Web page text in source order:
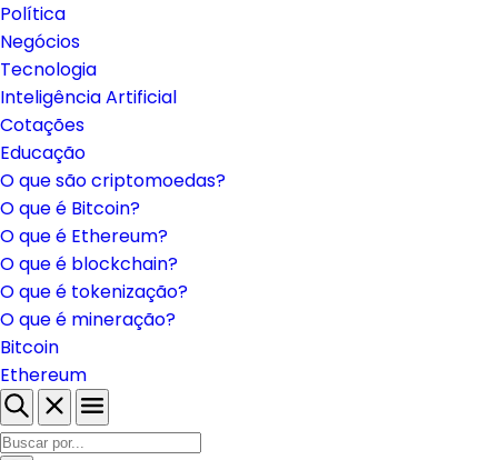
Política
Negócios
Tecnologia
Inteligência Artificial
Cotações
Educação
O que são criptomoedas?
O que é Bitcoin?
O que é Ethereum?
O que é blockchain?
O que é tokenização?
O que é mineração?
Bitcoin
Ethereum